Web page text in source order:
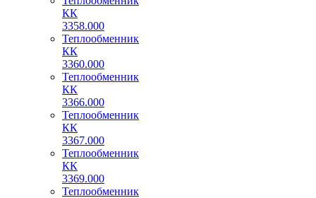
КК
3358.000
Теплообменник
КК
3360.000
Теплообменник
КК
3366.000
Теплообменник
КК
3367.000
Теплообменник
КК
3369.000
Теплообменник